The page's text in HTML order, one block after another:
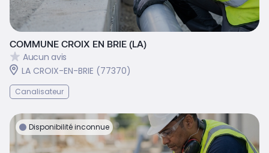
COMMUNE CROIX EN BRIE (LA)
Aucun avis
LA CROIX-EN-BRIE (77370)
Canalisateur
Disponibilité inconnue